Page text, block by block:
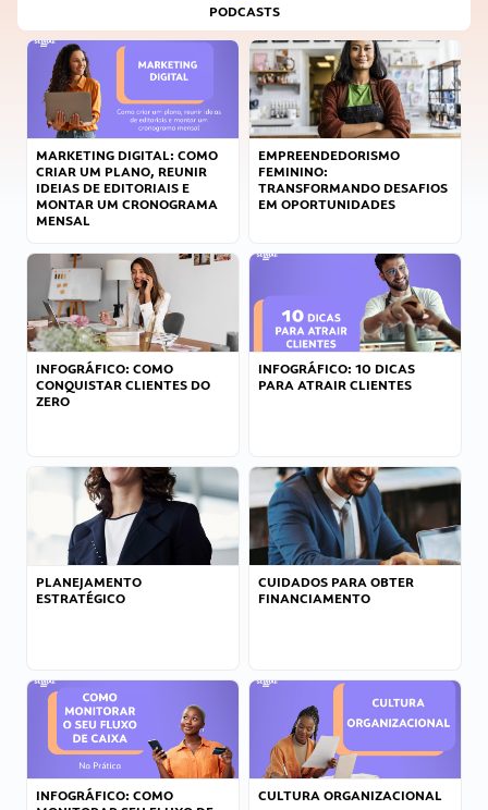
PODCASTS
MARKETING DIGITAL: COMO
CRIAR UM PLANO, REUNIR
IDEIAS DE EDITORIAIS E
MONTAR UM CRONOGRAMA
MENSAL
EMPREENDEDORISMO
FEMININO:
TRANSFORMANDO DESAFIOS
EM OPORTUNIDADES
INFOGRÁFICO: COMO
CONQUISTAR CLIENTES DO
ZERO
INFOGRÁFICO: 10 DICAS
PARA ATRAIR CLIENTES
PLANEJAMENTO
ESTRATÉGICO
CUIDADOS PARA OBTER
FINANCIAMENTO
INFOGRÁFICO: COMO
CULTURA ORGANIZACIONAL